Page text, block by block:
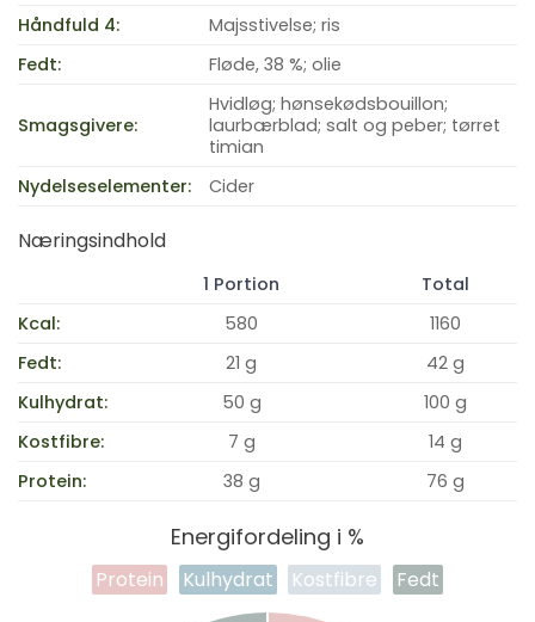
Håndfuld 4:
Majsstivelse; ris
Fedt:
Fløde, 38 %; olie
Smagsgivere:
Hvidløg; hønsekødsbouillon;
laurbærblad; salt og peber; tørret
timian
Nydelseselementer:
Cider
Næringsindhold
1 Portion
Total
Kcal:
580
1160
Fedt:
21 g
42 g
Kulhydrat:
50 g
100 g
Kostfibre:
7 g
14 g
Protein:
38 g 76 g
Energifordeling i %
Protein Kulhydrat Kostfibre Fedt